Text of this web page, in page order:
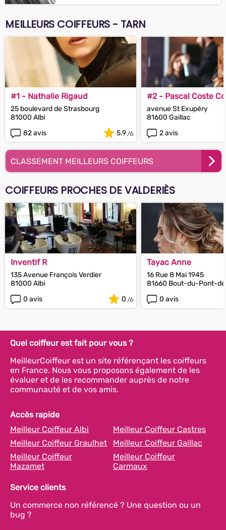
MEILLEURS COIFFEURS - TARN
#1 - Nathalie Rigaud
25 boulevard de Strasbourg
81000 Albi
82 avis
5.9
#2 - Pascal Coste
avenue St Exupéry
81600 Gaillac
2 avis
CLASSEMENT MEILLEURS COIFFEURS
COIFFEURS PROCHES DE VALDERIÈS
Inventif R
135 Avenue François Verdier
81000 Albi
0 avis
0
Tayac Anne
16 Rue 8 Mai 1945
81660 Bout-du-Pont-
0 avis
Quel coiffeur est fait pour vous ?
MeilleurCoiffeur est un site référençant les coiffeurs
en France. Nous vous proposons également de les
évaluer et de les recommander auprès de notre
communauté et de vos amis.
Accès rapide
Meilleur Coiffeur Albi
Meilleur Coiffeur Castres
Meilleur Coiffeur Graulhet
Meilleur Coiffeur Gaillac
Meilleur Coiffeur
Mazamet
Meilleur Coiffeur
Carmaux
Service clients
Un commerce non référencé ? Une question ou un
bug ?